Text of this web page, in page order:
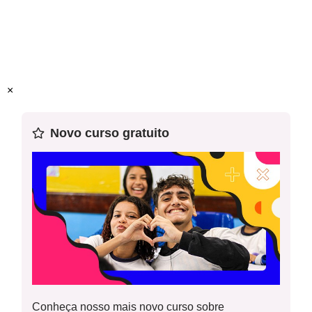
×
Novo curso gratuito
Conheça nosso mais novo curso sobre